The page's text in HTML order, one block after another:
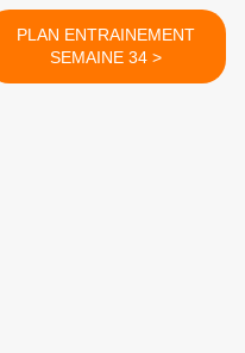
PLAN ENTRAINEMENT
SEMAINE 34 >